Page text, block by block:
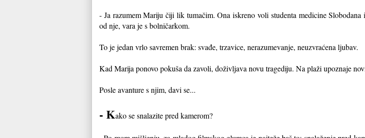
- Ja razumem Mariju čiji lik tumačim. Ona iskreno voli studenta medicine
od nje, vara je s bolničarkom.
To je jedan vrlo savremen brak: svađe, trzavice, nerazumevanje, neuzvraćena ljubav.
Kad Marija ponovo pokuša da zavoli, doživljava novu tragediju. Na plaži upoznaje
Posle avanture s njim, davi se...
- Kako se snalazite pred kamerom?